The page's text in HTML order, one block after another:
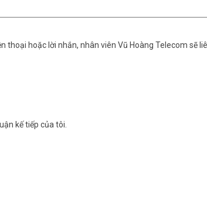
thoại hoặc lời nhắn, nhân viên Vũ Hoàng Telecom sẽ
kế tiếp của tôi.